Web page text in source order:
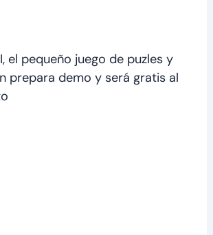
el pequeño juego de puzles y
prepara demo y será gratis al